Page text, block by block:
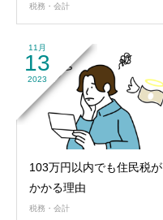
税務・会計
11月
13
2023
103万円以内でも住民税が
かかる理由
税務・会計